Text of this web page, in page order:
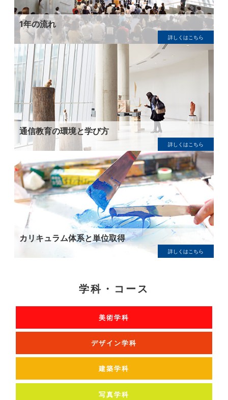
1年の流れ
詳しくはこちら
通信教育の環境と学び方
詳しくはこちら
カリキュラム体系と単位取得
詳しくはこちら
学科・コース
美術学科
デザイン学科
建築学科
写真学科